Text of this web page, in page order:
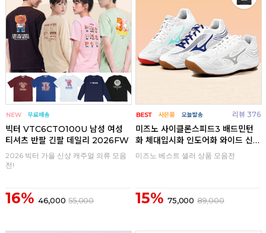
빅터 VTC6CTO100U 남성 여성
티셔츠 반팔 긴팔 데일리 2026FW
2026 빅터 가을 신상 캐주얼 의류 모음
전!
16% 46,000 55,000
리뷰 376
미즈노 사이클론스피드3 배드민턴
화 체대입시화 인도어화 와이드 신
발
미즈노 베스트 셀러 상품 모음전
15% 75,000 89,000